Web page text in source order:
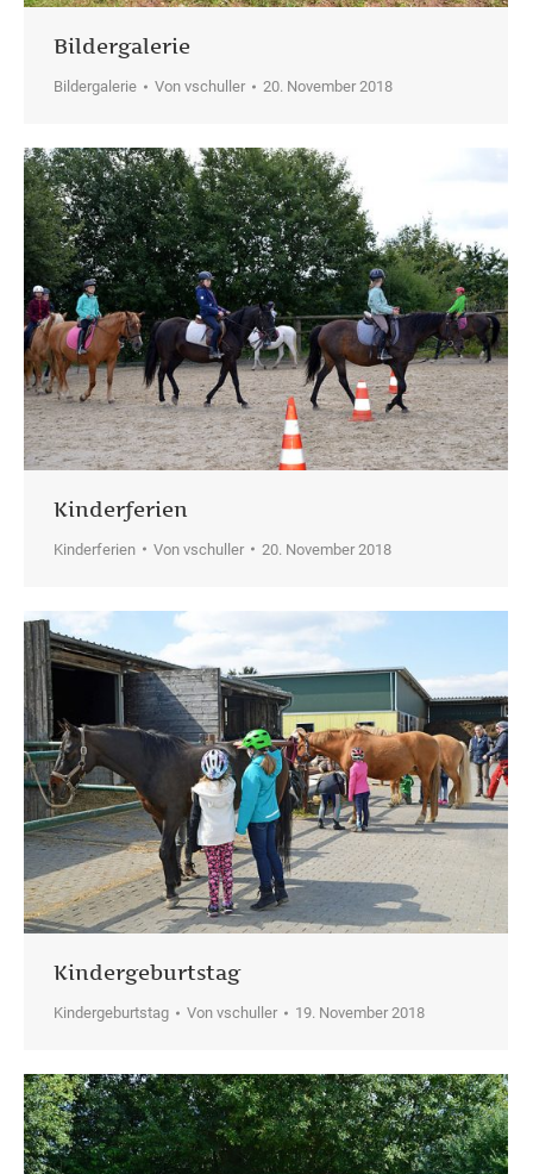
Bildergalerie
Bildergalerie Von vschuller 20. November 2018
Kinderferien
Kinderferien Von vschuller 20. November 2018
Kindergeburtstag
Kindergeburtstag Von vschuller 19. November 2018